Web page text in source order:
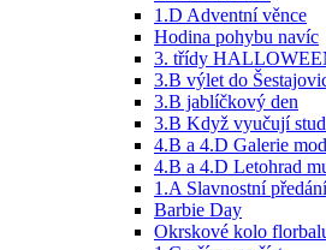
1.D Adventní věnce
Hodina pohybu navíc
3. třídy
3.B výlet do
3.B jablíčkový den
3.B Když vyučují
4.B a 4.D Galerie
4.B a 4.D Letohrad
1.A Slavnostní
Barbie Day
Okrskové kolo